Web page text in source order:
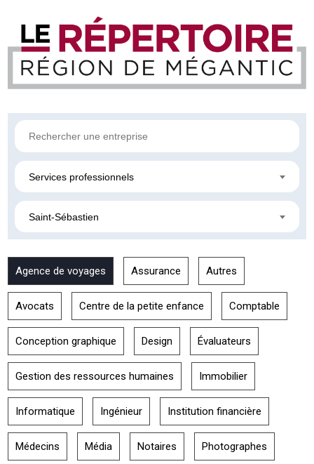
Services professionnels
Saint-Sébastien
Agence de voyages Assurance Autres
Avocats Centre de la petite enfance Comptable
Conception graphique Design Évaluateurs
Gestion des ressources humaines Immobilier
Informatique Ingénieur Institution financière
Médecins Média Notaires Photographes